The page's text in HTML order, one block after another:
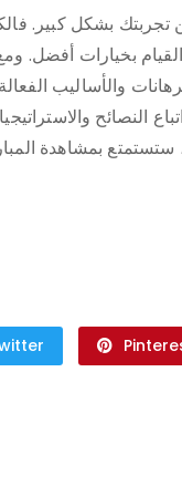
بشكل كبير.
بخيارات أفضل.
النصائح
ستستمتع بمشاهدة